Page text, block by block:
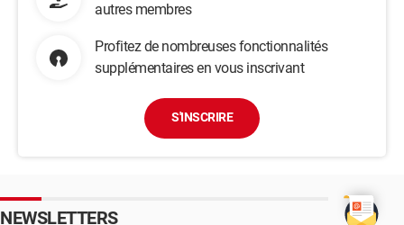
autres membres
Profitez de nombreuses fonctionnalités
supplémentaires en vous inscrivant
S'INSCRIRE
NEWSLETTERS